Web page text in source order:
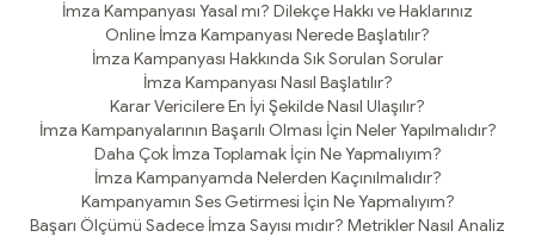
İmza Kampanyası Yasal mı? Dilekçe Hakkı ve Haklarınız
Online İmza Kampanyası Nerede Başlatılır?
İmza Kampanyası Hakkında Sık Sorulan Sorular
İmza Kampanyası Nasıl Başlatılır?
Karar Vericilere En İyi Şekilde Nasıl Ulaşılır?
İmza Kampanyalarının Başarılı Olması İçin Neler Yapılmalıdır?
Daha Çok İmza Toplamak İçin Ne Yapmalıyım?
İmza Kampanyamda Nelerden Kaçınılmalıdır?
Kampanyamın Ses Getirmesi İçin Ne Yapmalıyım?
Başarı Ölçümü Sadece İmza Sayısı mıdır? Metrikler Nasıl Analiz